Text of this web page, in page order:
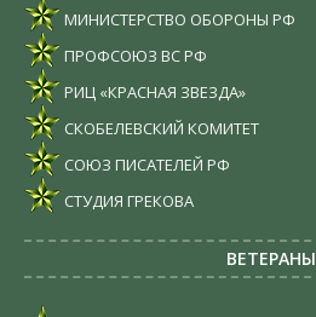
МИНИСТЕРСТВО ОБОРОНЫ РФ
ПРОФСОЮЗ ВС РФ
РИЦ «КРАСНАЯ ЗВЕЗДА»
СКОБЕЛЕВСКИЙ КОМИТЕТ
СОЮЗ ПИСАТЕЛЕЙ РФ
СТУДИЯ ГРЕКОВА
ВЕТЕРАНЫ